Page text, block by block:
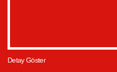
Detay Göster